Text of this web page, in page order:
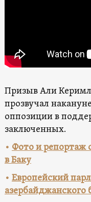
Призыв Али
прозвучал
оппозиции в
заключенных.
• Фото и репортаж
в Баку
• Европейский
азербайджанского